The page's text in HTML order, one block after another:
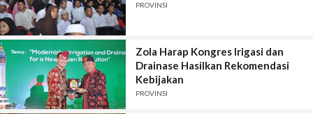
PROVINSI
Zola Harap Kongres Irigasi dan
Drainase Hasilkan Rekomendasi
Kebijakan
PROVINSI